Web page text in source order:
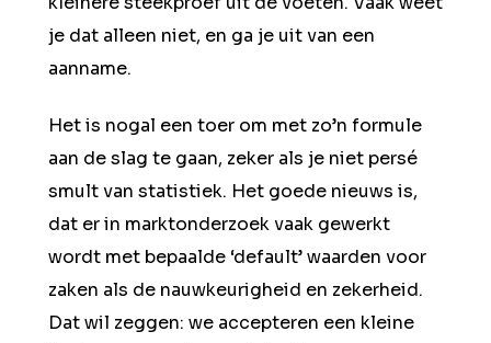
je dat alleen niet, en ga je uit van een
aanname.
Het is nogal een toer om met zo’n formule
aan de slag te gaan, zeker als je niet persé
smult van statistiek. Het goede nieuws is,
dat er in marktonderzoek vaak gewerkt
wordt met bepaalde ‘default’ waarden voor
zaken als de nauwkeurigheid en zekerheid.
Dat wil zeggen: we accepteren een kleine